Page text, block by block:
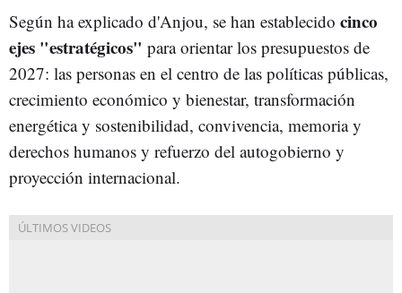
Según ha explicado d'Anjou, se han establecido cinco
ejes "estratégicos" para orientar los presupuestos de
2027: las personas en el centro de las políticas públicas,
crecimiento económico y bienestar, transformación
energética y sostenibilidad, convivencia, memoria y
derechos humanos y refuerzo del autogobierno y
proyección internacional.